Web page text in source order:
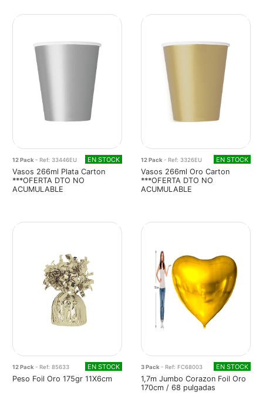
12 Pack - Ref: 33446EU EN STOCK
Vasos 266ml Plata Carton
***OFERTA DTO NO
ACUMULABLE
12 Pack - Ref: 3326EU EN STOCK
Vasos 266ml Oro Carton
***OFERTA DTO NO
ACUMULABLE
12 Pack- Ref: 85633 EN STOCK
Peso Foil Oro 175gr 11X6cm
3 Pack- Ref: FC68003 EN STOCK
1,7m Jumbo Corazon Foil Oro
170cm / 68 pulgadas